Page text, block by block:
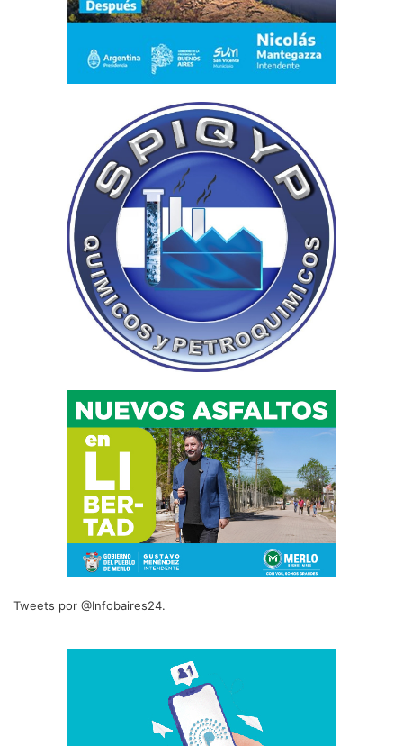
Tweets por @Infobaires24.